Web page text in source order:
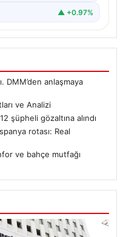
▲ +0.97%
DMM’den anlaşmaya
ve Analizi
şüpheli gözaltına alındı
rotası: Real
ve bahçe mutfağı